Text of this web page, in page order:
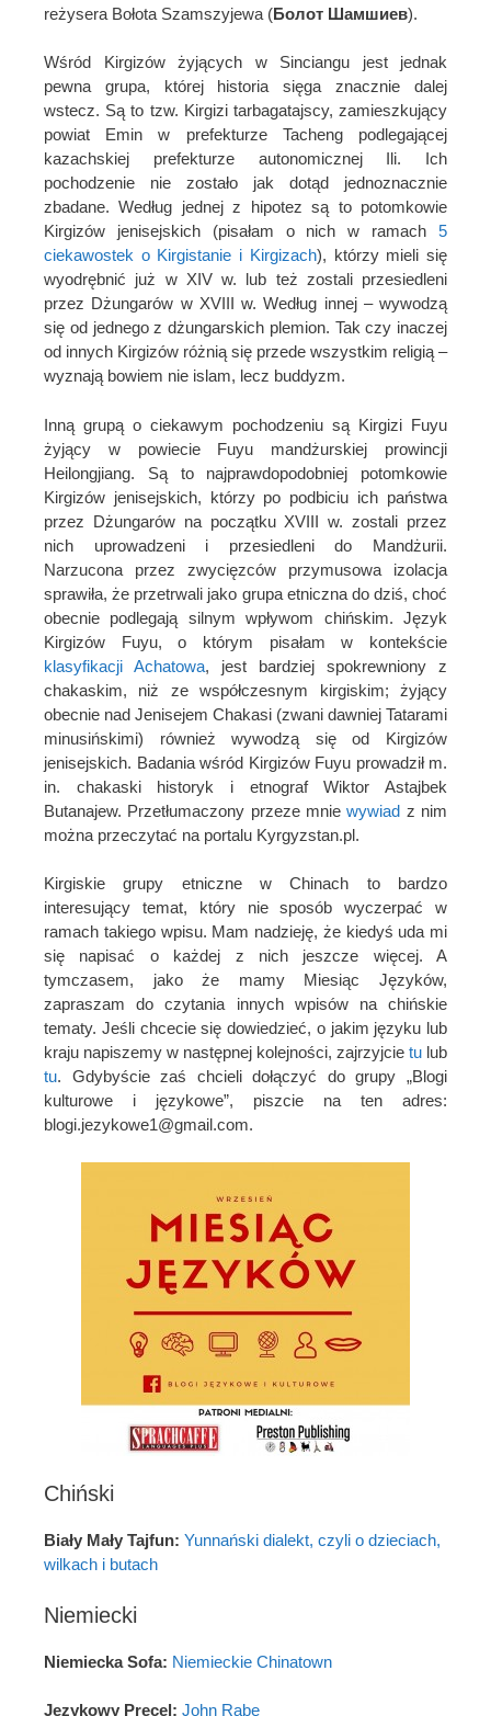
reżysera Bołota Szamszyjewa (Болот Шамшиев).
Wśród Kirgizów żyjących w Sinciangu jest jednak
pewna grupa, której historia sięga znacznie dalej
wstecz. Są to tzw. Kirgizi tarbagatajscy, zamieszkujący
powiat Emin w prefekturze Tacheng podlegającej
kazachskiej prefekturze autonomicznej Ili. Ich
pochodzenie nie zostało jak dotąd jednoznacznie
zbadane. Według jednej z hipotez są to potomkowie
Kirgizów jenisejskich (pisałam o nich w ramach 5
ciekawostek o Kirgistanie i Kirgizach), którzy mieli się
wyodrębnić już w XIV w. lub też zostali przesiedleni
przez Dżungarów w XVIII w. Według innej – wywodzą
się od jednego z dżungarskich plemion. Tak czy inaczej
od innych Kirgizów różnią się przede wszystkim religią –
wyznają bowiem nie islam, lecz buddyzm.
Inną grupą o ciekawym pochodzeniu są Kirgizi Fuyu
żyjący w powiecie Fuyu mandżurskiej prowincji
Heilongjiang. Są to najprawdopodobniej potomkowie
Kirgizów jenisejskich, którzy po podbiciu ich państwa
przez Dżungarów na początku XVIII w. zostali przez
nich uprowadzeni i przesiedleni do Mandżurii.
Narzucona przez zwycięzców przymusowa izolacja
sprawiła, że przetrwali jako grupa etniczna do dziś, choć
obecnie podlegają silnym wpływom chińskim. Język
Kirgizów Fuyu, o którym pisałam w kontekście
klasyfikacji Achatowa, jest bardziej spokrewniony z
chakaskim, niż ze współczesnym kirgiskim; żyjący
obecnie nad Jenisejem Chakasi (zwani dawniej Tatarami
minusińskimi) również wywodzą się od Kirgizów
jenisejskich. Badania wśród Kirgizów Fuyu prowadził m.
in. chakaski historyk i etnograf Wiktor Astajbek
Butanajew. Przetłumaczony przeze mniewywiad z nim
można przeczytać na portalu Kyrgyzstan.pl.
Kirgiskie grupy etniczne w Chinach to bardzo
interesujący temat, który nie sposób wyczerpać w
ramach takiego wpisu. Mam nadzieję, że kiedyś uda mi
się napisać o każdej z nich jeszcze więcej. A
tymczasem, jako że mamy Miesiąc Języków,
zapraszam do czytania innych wpisów na chińskie
tematy. Jeśli chcecie się dowiedzieć, o jakim języku lub
kraju napiszemy w następnej kolejności, zajrzyjcie tu lub
tu. Gdybyście zaś chcieli dołączyć do grupy „Blogi
kulturowe i językowe”, piszcie na ten adres:
blogi.jezykowe1@gmail.com.
Chiński
Biały Mały Tajfun: Yunnański dialekt, czyli o dzieciach,
wilkach i butach
Niemiecki
Niemiecka Sofa: Niemieckie Chinatown
Językowy Precel: John Rabe